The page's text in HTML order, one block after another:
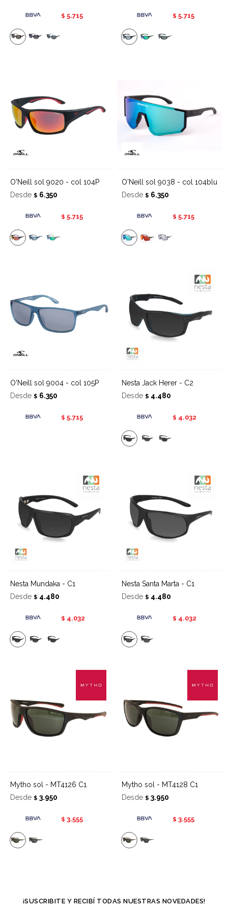
$ 5.715 $ 5.715
O'Neill sol 9020 - col 104P
Desde $ 6.350
$ 5.715
O'Neill sol 9038 - col 104blu
Desde $ 6.350
$ 5.715
O'Neill sol 9004 - col 105P
Desde $ 6.350
$ 5.715
Nesta Jack Herer - C2
Desde $ 4.480
$ 4.032
Nesta Mundaka - C1
Desde $ 4.480
$ 4.032
Nesta Santa Marta - C1
Desde $ 4.480
$ 4.032
Mytho sol - MT4126 C1
Desde $ 3.950
$ 3.555
Mytho sol - MT4128 C1
Desde $ 3.950
$ 3.555
¡SUSCRIBITE Y RECIBÍ TODAS NUESTRAS NOVEDADES!